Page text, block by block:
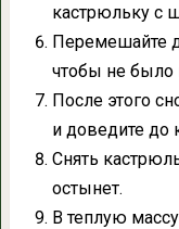
кастрюльку с
Перемешайте
чтобы не было
После этого
и доведите до
Снять
остынет.
В теплую